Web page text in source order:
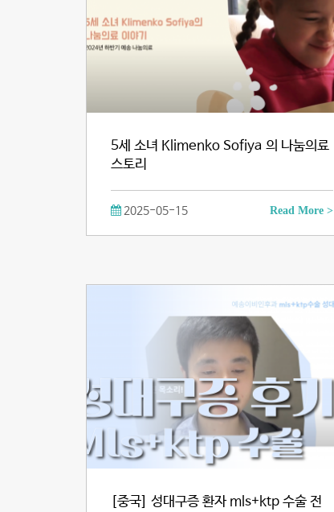
5세 소녀 Klimenko Sofiya 의 나눔의료
스토리
2025-05-15 Read More >
[중국] 성대구증 환자 mls+ktp 수술 전